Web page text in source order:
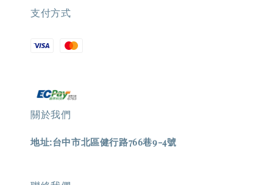
支付方式
關於我們
地址:台中市北區健行路766巷9-4號